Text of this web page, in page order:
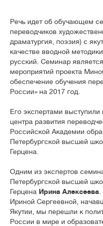
Речь идет об обучающем
переводчиков
драматургия, поэзия) с
качестве вводной
русский. Семинар
мероприятий проекта
обеспечение обучения
России» на 2017 год.
Его экспертами выступили
центра развития
Российской Академии
Петербургской высшей
Герцена.
Одним из экспертов
Петербургской высшей
Герцена Ирина Алексеева
Ириной Сергеевной,
Якутии, мы перешли к
России в мире и